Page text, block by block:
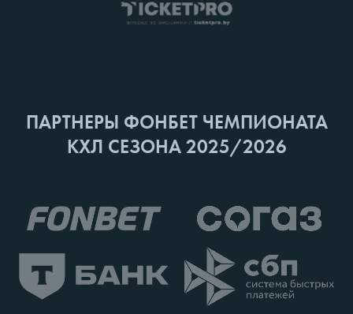
ПАРТНЕРЫ ФОНБЕТ ЧЕМПИОНАТА
КХЛ СЕЗОНА 2025/2026